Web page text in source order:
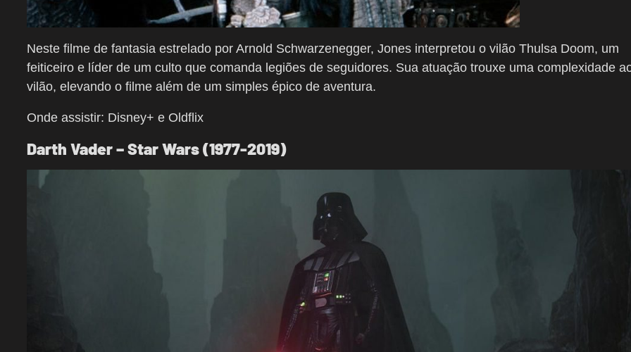
Neste filme de fantasia estrelado por Arnold Schwarzenegger, Jones interpretou o vilão Thulsa Doom, um
feiticeiro e líder de um culto que comanda legiões de seguidores. Sua atuação trouxe uma complexidade
vilão, elevando o filme além de um simples épico de aventura.
Onde assistir: Disney+ e Oldflix
Darth Vader – Star Wars (1977-2019)